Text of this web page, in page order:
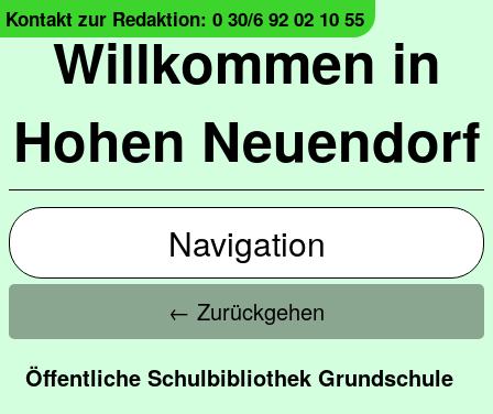
Willkommen in
Hohen Neuendorf
Kontakt zur Redaktion: 0 30/6 92 02 10 55
Navigation
← Zurückgehen
Öffentliche Schulbibliothek Grundschule